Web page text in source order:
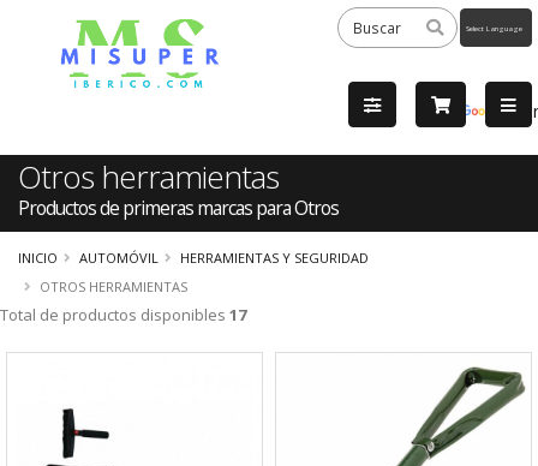
by
Otros herramientas
Productos de primeras marcas para Otros
INICIO AUTOMÓVIL
HERRAMIENTAS Y SEGURIDAD
OTROS HERRAMIENTAS
Total de productos disponibles 17